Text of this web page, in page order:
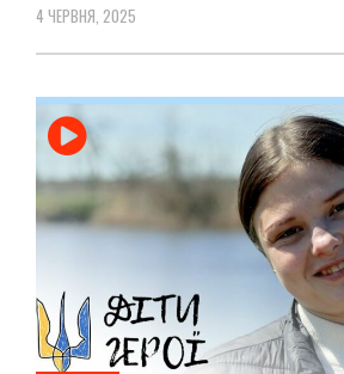
4 ЧЕРВНЯ, 2025